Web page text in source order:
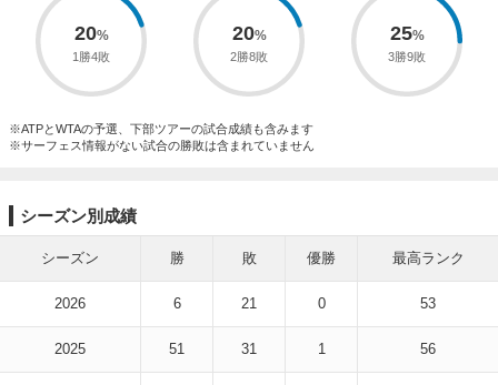
20
1勝4敗
20
2勝8敗
25
3勝9敗
※ATPとWTAの予選、下部ツアーの試合成績も含みます
※サーフェス情報がない試合の勝敗は含まれていません
シーズン別成績
シーズン 勝 敗 優勝 最高ランク
2026 6 21 0 53
2025 51 31 1 56